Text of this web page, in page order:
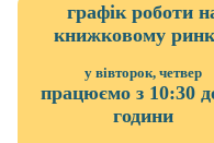
графік роботи
книжковому
у вівторок, четвер
працюємо з 10:30
години